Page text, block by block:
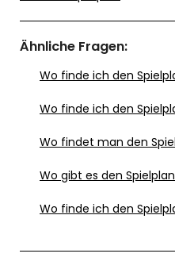
Ähnliche Fragen:
Wo finde ich den
Wo finde ich den
Wo findet man den
Wo gibt es den
Wo finde ich den